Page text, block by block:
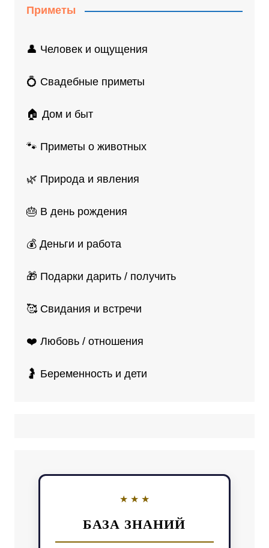
Приметы
👤 Человек и ощущения
💍 Свадебные приметы
🏠 Дом и быт
🐾 Приметы о животных
🌿 Природа и явления
🎂 В день рождения
💰 Деньги и работа
🎁 Подарки дарить / получить
🥰 Свидания и встречи
❤️ Любовь / отношения
🤰 Беременность и дети
БАЗА ЗНАНИЙ